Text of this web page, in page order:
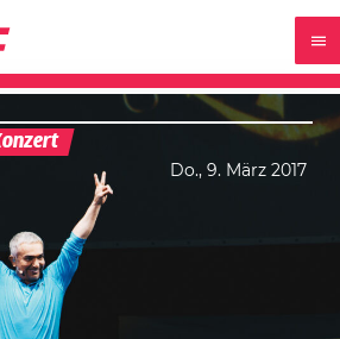
Do., 9. März 2017